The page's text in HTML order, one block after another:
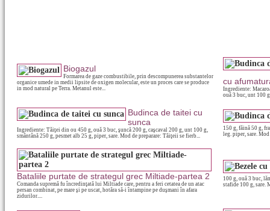
Biogazul
Formarea de gaze combustibile, prin descompunerea substantelor
organice umede in medii lipsite de oxigen molecular, este un proces care se produce
in mod natural pe Terra. Metanul este...
cu
Ingrediente:
ouă 3 buc, unt 100
Budinca de taitei cu
sunca
Ingrediente: Tăiţei din ou 450 g, ouă 3 buc, şuncă 200 g, caşcaval 200 g, unt 100 g,
smântână 250 g, pesmet alb 25 g, piper, sare. Mod de preparare: Tăiţeii se fierb...
150 g, făină 50 g,
leg. piper, sare. Mod
Bataliile purtate de strategul grec Miltiade-partea 2
Comanda supremă fu încredinţată lui Miltiade care, pentru a feri cetatea de un atac
persan combinat, pe mare şi pe uscat, hotăra să-i întampine pe duşmani în afara
zidurilor....
100 g, ouă 3 buc,
stafide 100 g, sare.